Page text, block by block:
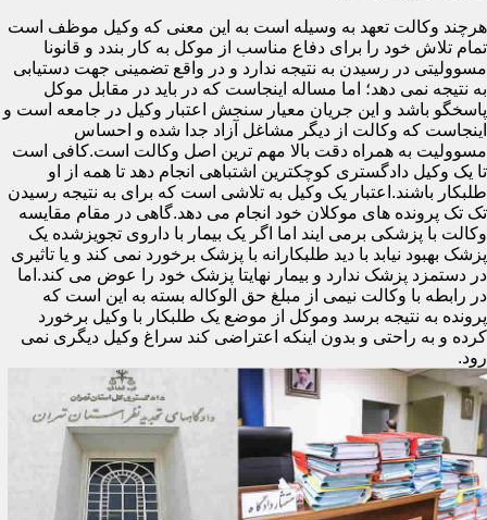
هرچند وکالت تعهد به وسیله است به این معنی که وکیل موظف است
تمام تلاش خود را برای دفاع مناسب از موکل به کار بندد و قانونا
مسوولیتی در رسیدن به نتیجه ندارد و در واقع تضمینی جهت دستیابی
به نتیجه نمی دهد؛ اما مساله اینجاست که در باید در مقابل موکل
پاسخگو باشد و این جریان معیار سنجش اعتبار وکیل در جامعه است و
اینجاست که وکالت از دیگر مشاغل آزاد جدا شده و احساس
مسوولیت به همراه دقت بالا مهم ترین اصل وکالت است.کافی است
تا یک وکیل دادگستری کوچکترین اشتباهی انجام دهد تا همه از او
طلبکار باشند.اعتبار یک وکیل به تلاشی است که برای به نتیجه رسیدن
تک تک پرونده های موکلان خود انجام می دهد.گاهی در مقام مقایسه
وکالت با پزشکی برمی ایند اما اگر یک بیمار با داروی تجویزشده یک
پزشک بهبود نیابد با دید طلبکارانه با پزشک برخورد نمی کند و یا تاثیری
در دستمزد پزشک ندارد و بیمار نهایتا پزشک خود را عوض می کند.اما
در رابطه با وکالت نیمی از مبلغ حق الوکاله بسته به این است که
پرونده به نتیجه برسد وموکل از موضع یک طلبکار با وکیل برخورد
کرده و به راحتی و بدون اینکه اعتراضی کند سراغ وکیل دیگری نمی
رود.